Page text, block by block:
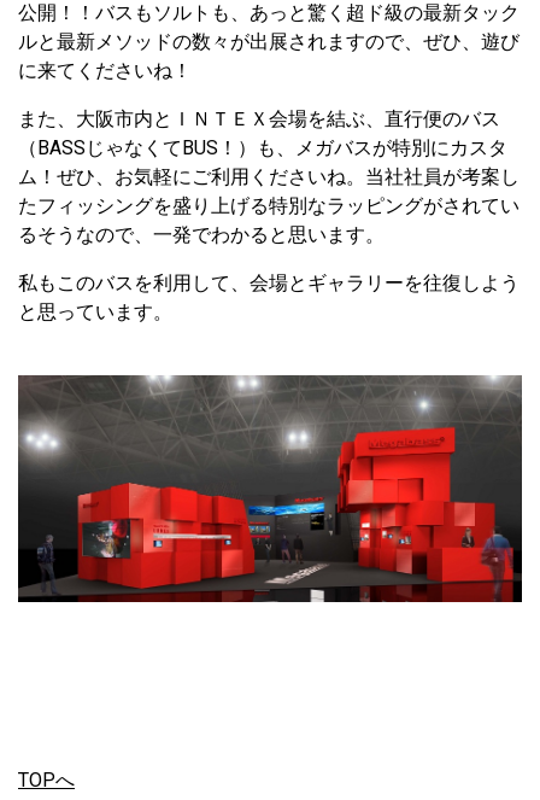
公開！！バスもソルトも、あっと驚く超ド級の最新タック
ルと最新メソッドの数々が出展されますので、ぜひ、遊び
に来てくださいね！
また、大阪市内とＩＮＴＥＸ会場を結ぶ、直行便のバス
（BASSじゃなくてBUS！）も、メガバスが特別にカスタ
ム！ぜひ、お気軽にご利用くださいね。当社社員が考案し
たフィッシングを盛り上げる特別なラッピングがされてい
るそうなので、一発でわかると思います。
私もこのバスを利用して、会場とギャラリーを往復しよう
と思っています。
TOPへ